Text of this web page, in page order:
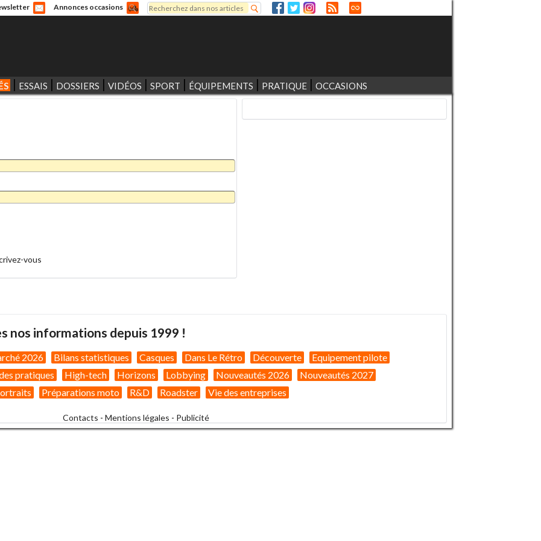
Annonces occasions
Formulaire de recherche
Rechercher
ESSAIS DOSSIERS VIDÉOS SPORT ÉQUIPEMENTS PRATIQUE OCCASIONS
vous
nos informations depuis 1999 !
2026 Bilans statistiques Casques Dans Le Rétro Découverte
Equipement pilote
pratiques High-tech Horizons Lobbying Nouveautés 2026
Nouveautés 2027
Préparations moto R&D Roadster Vie des entreprises
Contacts - Mentions légales - Publicité